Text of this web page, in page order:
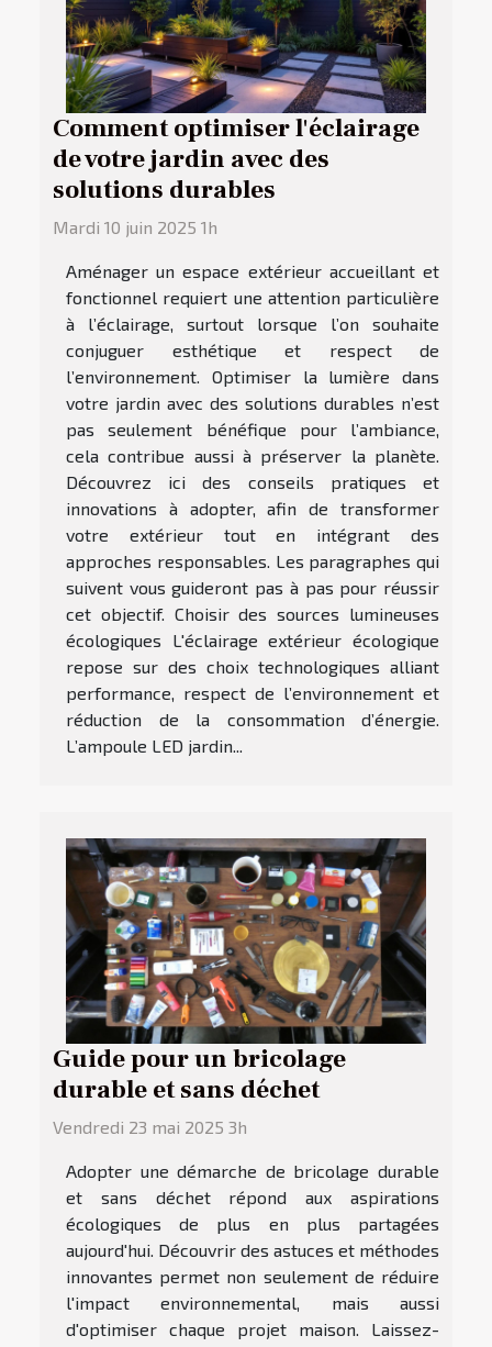
Comment optimiser l'éclairage
de votre jardin avec des
solutions durables
Mardi 10 juin 2025 1h
Aménager un espace extérieur accueillant et
fonctionnel requiert une attention particulière
à l’éclairage, surtout lorsque l’on souhaite
conjuguer esthétique et respect de
l’environnement. Optimiser la lumière dans
votre jardin avec des solutions durables n’est
pas seulement bénéfique pour l’ambiance,
cela contribue aussi à préserver la planète.
Découvrez ici des conseils pratiques et
innovations à adopter, afin de transformer
votre extérieur tout en intégrant des
approches responsables. Les paragraphes qui
suivent vous guideront pas à pas pour réussir
cet objectif. Choisir des sources lumineuses
écologiques L'éclairage extérieur écologique
repose sur des choix technologiques alliant
performance, respect de l’environnement et
réduction de la consommation d’énergie.
L’ampoule LED jardin...
Guide pour un bricolage
durable et sans déchet
Vendredi 23 mai 2025 3h
Adopter une démarche de bricolage durable
et sans déchet répond aux aspirations
écologiques de plus en plus partagées
aujourd'hui. Découvrir des astuces et méthodes
innovantes permet non seulement de réduire
l'impact environnemental, mais aussi
d'optimiser chaque projet maison. Laissez-